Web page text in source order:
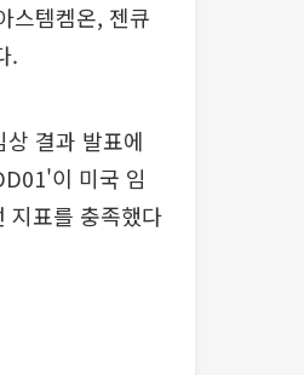
스템켐온, 젠큐
.
결과 발표에
이 미국 임
지표를 충족했다